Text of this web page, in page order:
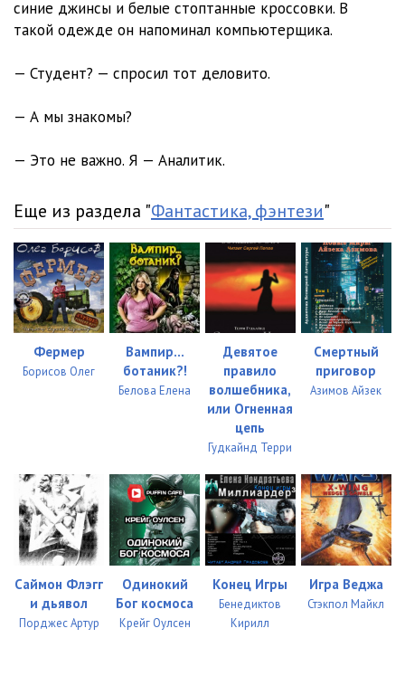
синие джинсы и белые стоптанные кроссовки. В
такой одежде он напоминал компьютерщика.
— Студент? — спросил тот деловито.
— А мы знакомы?
— Это не важно. Я — Аналитик.
Еще из раздела "Фантастика, фэнтези"
Фермер
Борисов Олег
Вампир...
ботаник?!
Белова Елена
Девятое
правило
волшебника,
или Огненная
цепь
Гудкайнд Терри
Смертный
приговор
Азимов Айзек
Саймон Флэгг
и дьявол
Порджес Артур
Одинокий
Бог космоса
Крейг Оулсен
Конец Игры
Бенедиктов
Кирилл
Игра Веджа
Стэкпол Майкл